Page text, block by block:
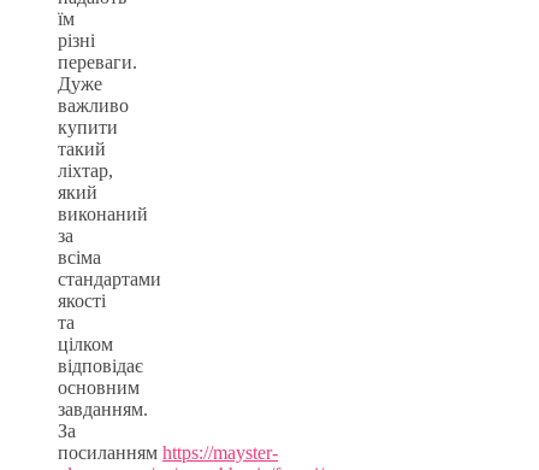
їм
різні
переваги.
Дуже
важливо
купити
такий
ліхтар,
який
виконаний
за
всіма
стандартами
якості
та
цілком
відповідає
основним
завданням.
За
посиланням https://mayster-